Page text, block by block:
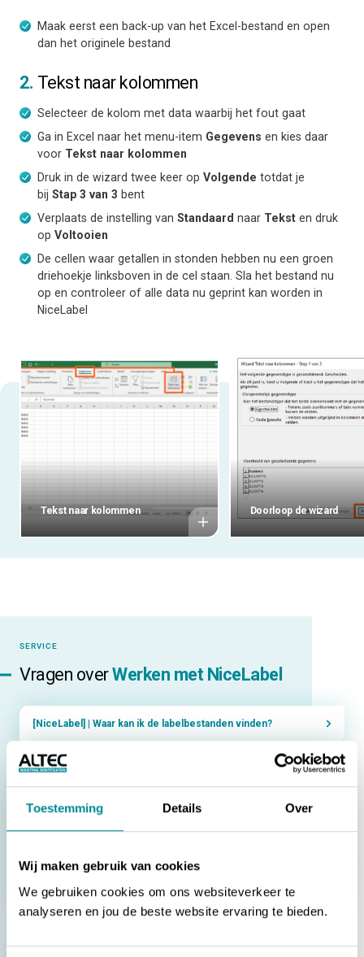
Toestemming Details Over
Wij maken gebruik van cookies
We gebruiken cookies om ons websiteverkeer te
analyseren en jou de beste website ervaring te bieden.
Maak eerst een back-up van het Excel-bestand en open
dan het originele bestand
2. Tekst naar kolommen
Selecteer de kolom met data waarbij het fout gaat
Ga in Excel naar het menu-item Gegevens en kies daar
voor Tekst naar kolommen
Druk in de wizard twee keer op Volgende totdat je
bij Stap 3 van 3 bent
Verplaats de instelling van Standaard naar Tekst en druk
op Voltooien
De cellen waar getallen in stonden hebben nu een groen
driehoekje linksboven in de cel staan. Sla het bestand nu
op en controleer of alle data nu geprint kan worden in
NiceLabel
Tekst naar kolommen Doorloop de wizard
SERVICE
Vragen overWerken met NiceLabel
[NiceLabel] | Waar kan ik de labelbestanden vinden?
[NiceLabel] | Werken met de objecten in NiceLabel
[NiceLabel] | Hoe koppel ik een Excel-bestand?
[NiceLabel] | Hoe maak ik op de juiste manier een Excel-